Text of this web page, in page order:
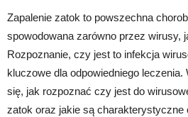
Zapalenie zatok to powszechna
spowodowana zarówno przez wirusy,
Rozpoznanie, czy jest to infekcja
kluczowe dla odpowiedniego
się, jak rozpoznać czy jest do
zatok oraz jakie są charakterystyczne